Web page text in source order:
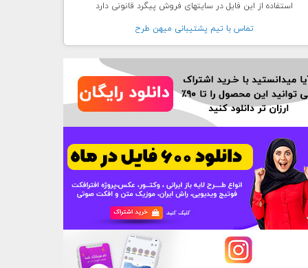
استفاده از این فایل در سایتهای فروش پیگرد قانونی دارد
تماس با تيم پشتيبانی ميهن طرح